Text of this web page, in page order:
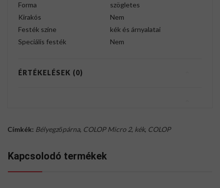
Forma
szögletes
Kirakós
Nem
Festék színe
kék és árnyalatai
Speciális festék
Nem
ÉRTÉKELÉSEK (0)
Címkék: Bélyegzőpárna, COLOP Micro 2, kék, COLOP
Kapcsolodó termékek